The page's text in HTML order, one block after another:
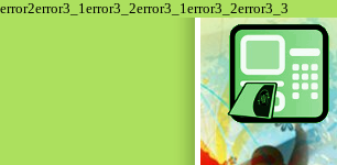
error2error3_1error3_2error3_1error3_2error3_3